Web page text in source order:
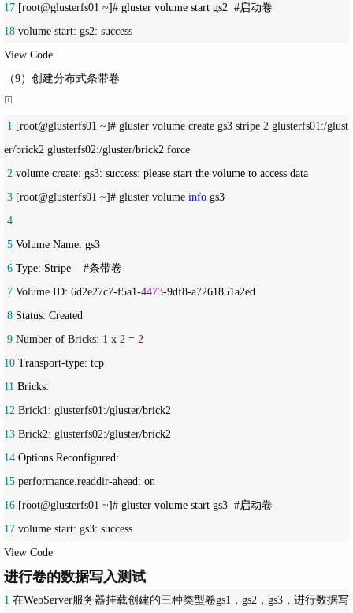
17 [root@glusterfs01 ~
18 volume start: gs2: success
View Code
（9）创建分布式条带卷
1 [root@glusterfs01 ~]# gluster volume create gs3 stripe 2 glusterfs01:/glust
er/brick2 glusterfs02:/gluster/
2
3 [root@glusterfs01 ~]# gluster volume info
4
5
6
7 Volume ID: 6d2e27c7-f5a1-4473-9df8-
8
9 Number of Bricks: 1 x 2 = 2
10 Transport-
11
12 Brick1: glusterfs01:/gluster/
13 Brick2: glusterfs02:/gluster/
14
15 performance.readdir-
16 [root@glusterfs01 ~
17 volume start: gs3: success
View Code
进行卷的数据写入测试
1 在WebServer服务器挂载创建的三种类型卷gs1，gs2，gs3，进行数据写